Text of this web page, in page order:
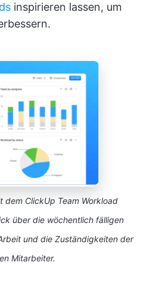
inspirieren lassen, um
dem ClickUp Team Workload
über die wöchentlich fälligen
und die Zuständigkeiten der
Mitarbeiter.